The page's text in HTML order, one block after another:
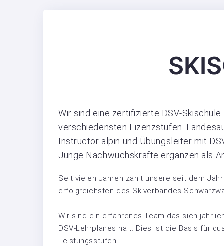
Wir sind eine zertifizierte DSV-
verschiedensten Lizenzstufen.
Instructor alpin und Übungsleiter mit
Junge Nachwuchskräfte ergänzen als
Seit vielen Jahren zählt unsere seit dem
erfolgreichsten des Skiverbandes
Wir sind ein erfahrenes Team das sich
DSV-Lehrplanes hält. Dies ist die Basis für
Leistungsstufen.